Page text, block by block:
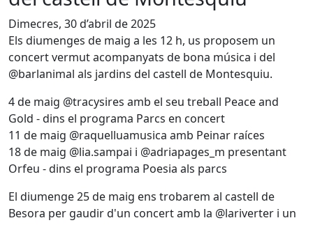
Dimecres, 30 d’abril de 2025
Els diumenges de maig a les 12 h, us proposem un
concert vermut acompanyats de bona música i del
@barlanimal als jardins del castell de Montesquiu.
4 de maig @tracysires amb el seu treball Peace and
Gold - dins el programa Parcs en concert
11 de maig @raquelluamusica amb Peinar raíces
18 de maig @lia.sampai i @adriapages_m presentant
Orfeu - dins el programa Poesia als parcs
El diumenge 25 de maig ens trobarem al castell de
Besora per gaudir d'un concert amb la @lariverter i un